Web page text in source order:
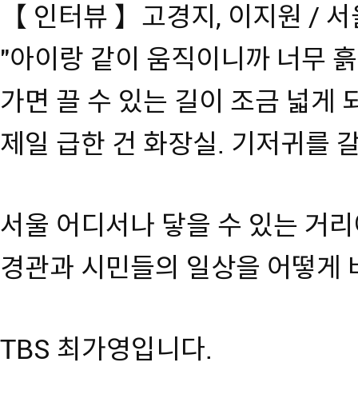
【 인터뷰 】고경지, 이지원 /
"아이랑 같이 움직이니까 너무
가면 끌 수 있는 길이 조금 넓게
제일 급한 건 화장실. 기저귀를
서울 어디서나 닿을 수 있는 거
경관과 시민들의 일상을 어떻게
TBS 최가영입니다.